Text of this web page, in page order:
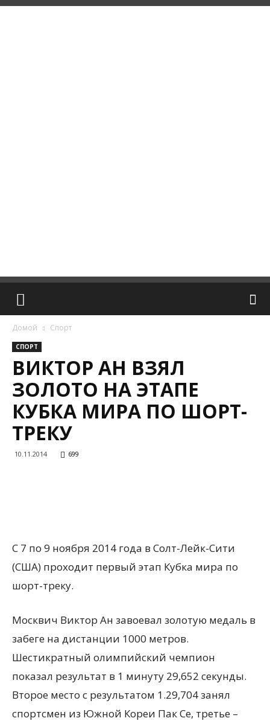
Домой Спорт
СПОРТ
ВИКТОР АН ВЗЯЛ
ЗОЛОТО НА ЭТАПЕ
КУБКА МИРА ПО ШОРТ-
ТРЕКУ
10.11.2014 699
С 7 по 9 ноября 2014 года в Солт-Лейк-Сити
(США) проходит первый этап Кубка мира по
шорт-треку.
Москвич Виктор Ан завоевал золотую медаль в
забеге на дистанции 1000 метров.
Шестикратный олимпийский чемпион
показал результат в 1 минуту 29,652 секунды.
Второе место с результатом 1.29,704 занял
спортсмен из Южной Кореи Пак Се, третье –